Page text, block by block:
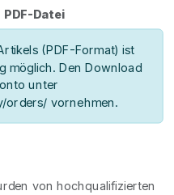
Datei
(PDF-Format) ist
möglich. Den Download
unter
orders/ vornehmen.
von hochqualifizierten